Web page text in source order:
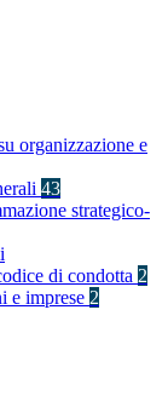
organizzazione e
43
strategico-
di condotta 2
e imprese 2